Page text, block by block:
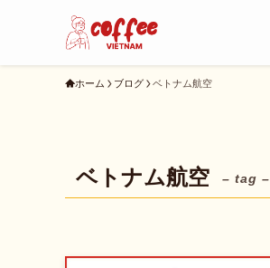
ホーム ブログ ベトナム航空
ベトナム航空 – tag –